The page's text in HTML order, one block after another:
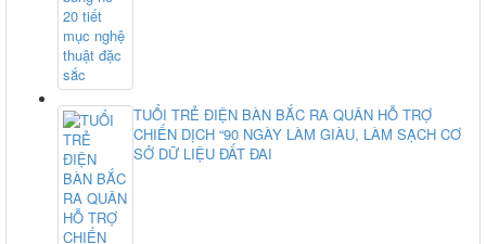
TUỔI TRẺ ĐIỆN BÀN BẮC RA QUÂN HỖ TRỢ
CHIẾN DỊCH “90 NGÀY LÀM GIÀU, LÀM SẠCH CƠ
SỞ DỮ LIỆU ĐẤT ĐAI